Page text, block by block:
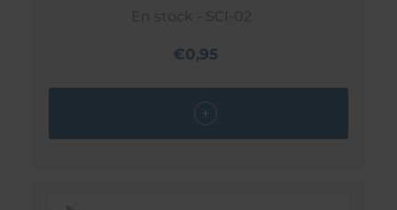
En stock - SCI-02
€0,95